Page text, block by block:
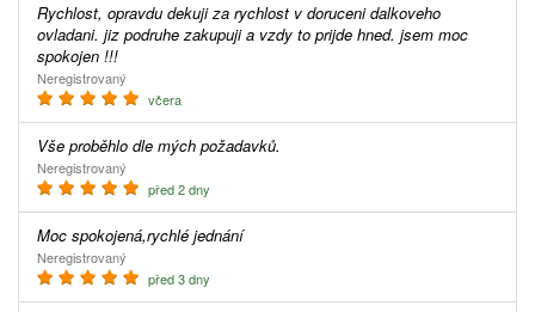
Rychlost, opravdu dekuji za rychlost v doruceni dalkoveho
ovladani. jiz podruhe zakupuji a vzdy to prijde hned. jsem moc
spokojen !!!
Neregistrovaný
včera
Vše proběhlo dle mých požadavků.
Neregistrovaný
před 2 dny
Moc spokojená,rychlé jednání
Neregistrovaný
před 3 dny